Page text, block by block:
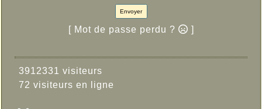
Envoyer
[ Mot de passe perdu ? ]
3912331 visiteurs
72 visiteurs en ligne